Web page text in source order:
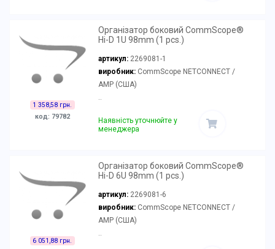
1 358,58 грн.
код: 79782
Організатор боковий CommScope®
Hi-D 1U 98mm (1 pcs.)
артикул: 2269081-1
виробник:CommScope NETCONNECT /
AMP (США)
..
Наявність уточнюйте у
менеджера
6 051,88 грн.
Організатор боковий CommScope®
Hi-D 6U 98mm (1 pcs.)
артикул: 2269081-6
виробник:CommScope NETCONNECT /
AMP (США)
..